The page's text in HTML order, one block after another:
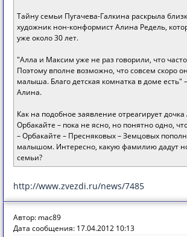
Тайну семьи Пугачева-Галкина раскрыла
художник нон-конформист Алина Редель,
уже около 30 лет.
"Алла и Максим уже не раз говорили, что
Поэтому вполне возможно, что совсем скоро
малыша. Благо детская комнатка в доме есть"
Алина.
Как на подобное заявление отреагирует
Орбакайте – пока не ясно, но понятно одно,
– Орбакайте – Пресняковых – Земцовых
малышом. Интересно, какую фамилию дадут
семьи?
http://www.zvezdi.ru/news/7485
Автор: mac89
Дата сообщения: 17.04.2012 10:13